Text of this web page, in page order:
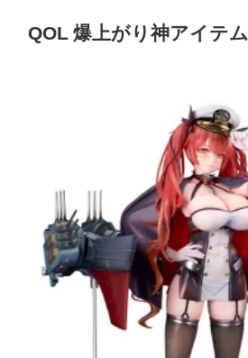
QOL 爆上がり神アイテム